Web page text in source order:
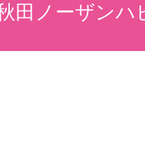
田ノーザンハ